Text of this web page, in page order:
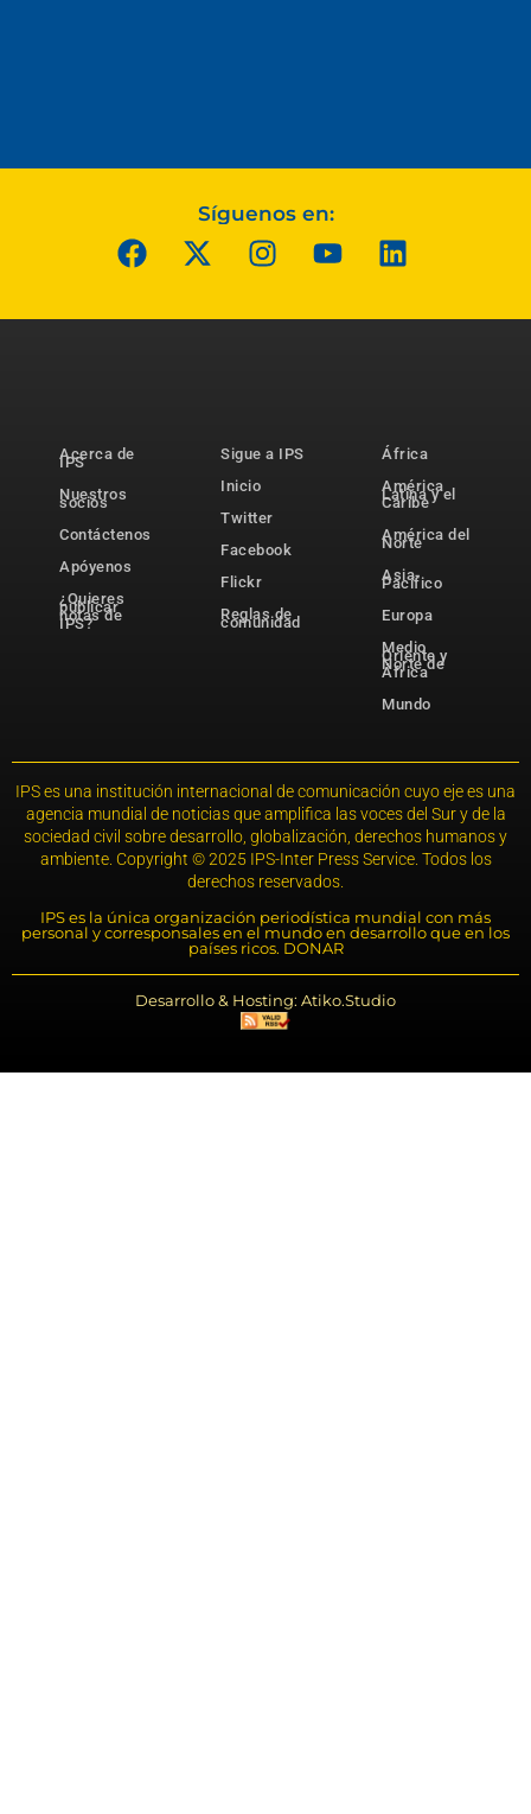
Síguenos en:
Acerca de
IPS
Nuestros
socios
Contáctenos
Apóyenos
¿Quieres
publicar
notas de
IPS?
Sigue a IPS
Inicio
Twitter
Facebook
Flickr
Reglas de
comunidad
África
América
Latina y el
Caribe
América del
Norte
Asia-
Pacífico
Europa
Medio
Oriente y
Norte de
África
Mundo
IPS es una institución internacional de comunicación cuyo eje es una
agencia mundial de noticias que amplifica las voces del Sur y de la
sociedad civil sobre desarrollo, globalización, derechos humanos y
ambiente. Copyright © 2025 IPS-Inter Press Service. Todos los
derechos reservados.
IPS es la única organización periodística mundial con más
personal y corresponsales en el mundo en desarrollo que en los
países ricos. DONAR
Desarrollo & Hosting: Atiko.Studio